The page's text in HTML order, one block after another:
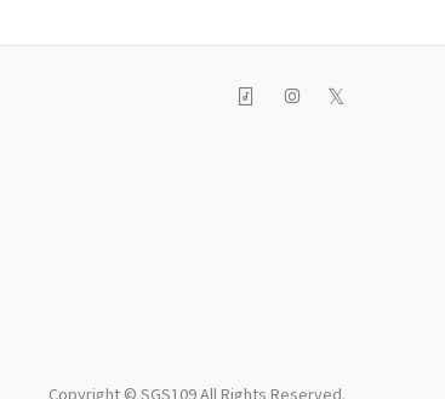
𝕏
Copyright © SGS109 All Rights Reserved.